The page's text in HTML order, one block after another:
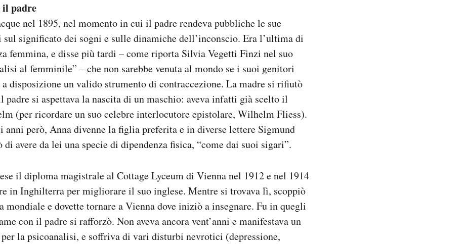
il padre
nel 1895, nel momento in cui il padre rendeva pubbliche le sue
significato dei sogni e sulle dinamiche dell’inconscio. Era l’ultima di
femmina, e disse più tardi – come riporta Silvia Vegetti Finzi nel suo
al femminile” – che non sarebbe venuta al mondo se i suoi genitori
a disposizione un valido strumento di contraccezione. La madre si rifiutò
si aspettava la nascita di un maschio: aveva infatti già scelto il
(per ricordare un suo celebre interlocutore epistolare, Wilhelm Fliess).
anni però, Anna divenne la figlia preferita e in diverse lettere Sigmund
di avere da lei una specie di dipendenza fisica, “come dai suoi sigari”.
il diploma magistrale al Cottage Lyceum di Vienna nel 1912 e nel 1914
in Inghilterra per migliorare il suo inglese. Mentre si trovava lì, scoppiò
mondiale e dovette tornare a Vienna dove iniziò a insegnare. Fu in quegli
con il padre si rafforzò. Non aveva ancora vent’anni e manifestava un
la psicoanalisi, e soffriva di vari disturbi nevrotici (depressione,